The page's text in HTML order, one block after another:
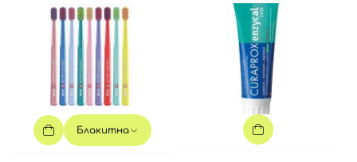
Блакитна